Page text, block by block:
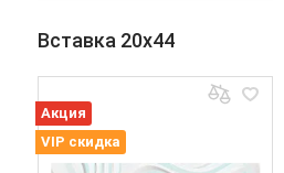
Вставка 20x44
Акция
VIP скидка